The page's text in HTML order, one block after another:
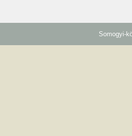
Somogyi-